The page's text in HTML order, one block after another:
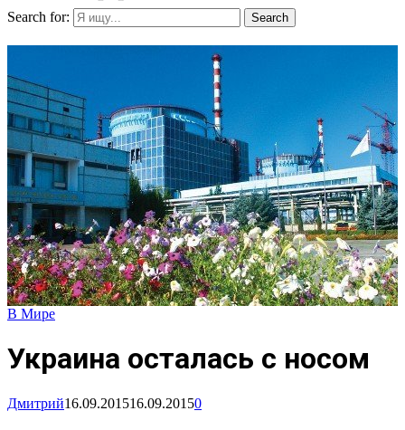
Search for: Search
В Мире
Украина осталась с носом
Дмитрий16.09.201516.09.20150